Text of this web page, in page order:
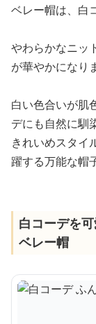
ベレー帽は、白
やわらかなニッ
が華やかになり
白い色合いが肌
デにも自然に馴
きれいめスタイ
躍する万能な帽
白コーデを
ベレー帽